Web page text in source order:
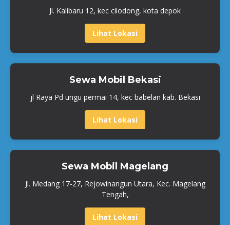
Jl. Kalibaru 12, kec cilodong, kota depok
Lihat Lokasi
Sewa Mobil Bekasi
jl Raya Pd ungu permai 14, kec babelan kab. Bekasi
Lihat Lokasi
Sewa Mobil Magelang
Jl. Medang 17-27, Rejowinangun Utara, Kec. Magelang
Tengah,
Lihat Lokasi